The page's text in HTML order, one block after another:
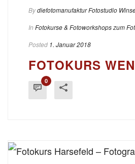
Bydiefotomanufaktur Fotostudio
In Fotokurse & Fotoworkshops zum
Posted 1. Januar 2018
FOTOKURS
0